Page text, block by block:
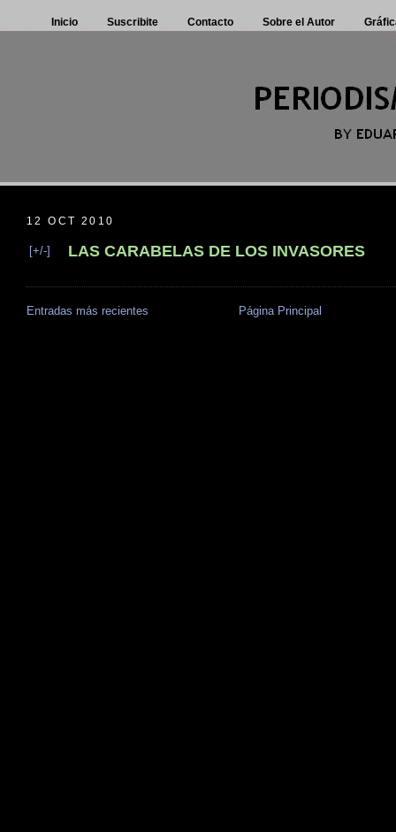
Inicio Suscribite Contacto Sobre el Autor
12 OCT 2010
[+/-] LAS CARABELAS DE LOS INVASORES
Entradas más recientes Página Principal